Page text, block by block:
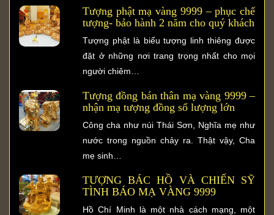
Tượng phật mạ vàng 9999 – phục chế
tượng- bảo hành 2 năm cho quý khách
Tượng phật là biểu tượng linh thiêng được
đặt ở những nơi trang trọng nhất cho mọi
người chiêm…
Tượng đồng bán thân mạ vàng 9999 –
nhận mạ tượng đồng số lượng lớn
Công cha như núi Thái Sơn, Nghĩa mẹ như
nước trong nguồn chảy ra. Thật vậy, Cha
mẹ sinh…
TƯỢNG BÁC HỒ VÀ CHIẾN SỸ
TÌNH BÁO MẠ VÀNG 9999
Hồ Chí Minh là một nhà cách mạng, một